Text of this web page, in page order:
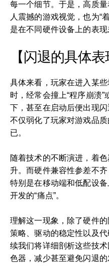
每一个细节。于是，高质
人震撼的游戏视觉，也为“
是在不同硬件设备上的表
【闪退的具体表
具体来看，玩家在进入某
时，经常会撞上“程序崩溃”
下，甚至在启动后便出现
不仅弱化了玩家对游戏品
已。
随着技术的不断演进，着
升。而硬件兼容性参差不
特别是在移动端和低配设
开发的“痛点”。
理解这一现象，除了硬件
策略、驱动的稳定性以及
续我们将详细剖析这些技
色器，减少甚至避免闪退的